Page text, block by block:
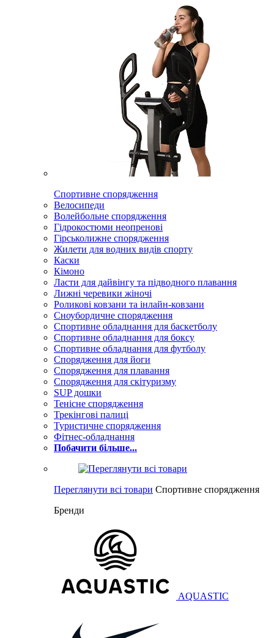
Спортивне спорядження
Велосипеди
Волейбольне спорядження
Гідрокостюми неопренові
Гірськолижне спорядження
Жилети для водних видів спорту
Каски
Кімоно
Ласти для дайвінгу та підводного плавання
Лижні черевики жіночі
Роликові ковзани та інлайн-ковзани
Сноубордичне спорядження
Спортивне обладнання для баскетболу
Спортивне обладнання для боксу
Спортивне обладнання для футболу
Спорядження для йоги
Спорядження для плавання
Спорядження для скітуризму
SUP дошки
Тенісне спорядження
Трекінгові палиці
Туристичне спорядження
Фітнес-обладнання
Побачити більше...
Переглянути всі товари Спортивне спорядження
Бренди
AQUASTIC